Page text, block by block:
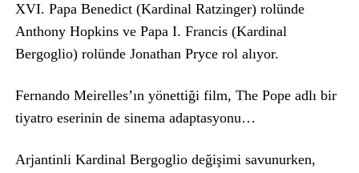
XVI. Papa Benedict (Kardinal Ratzinger) rolünde
Anthony Hopkins ve Papa I. Francis (Kardinal
Bergoglio) rolünde Jonathan Pryce rol alıyor.
Fernando Meirelles’ın yönettiği film, The Pope adlı bir
tiyatro eserinin de sinema adaptasyonu…
Arjantinli Kardinal Bergoglio değişimi savunurken,